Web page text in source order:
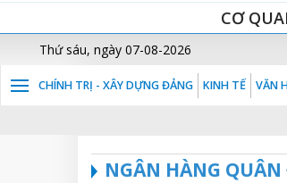
CƠ
Thứ sáu, ngày 07-08-2026
CHÍNH TRỊ - XÂY DỰNG ĐẢNG KINH TẾ VĂN
NGÂN HÀNG